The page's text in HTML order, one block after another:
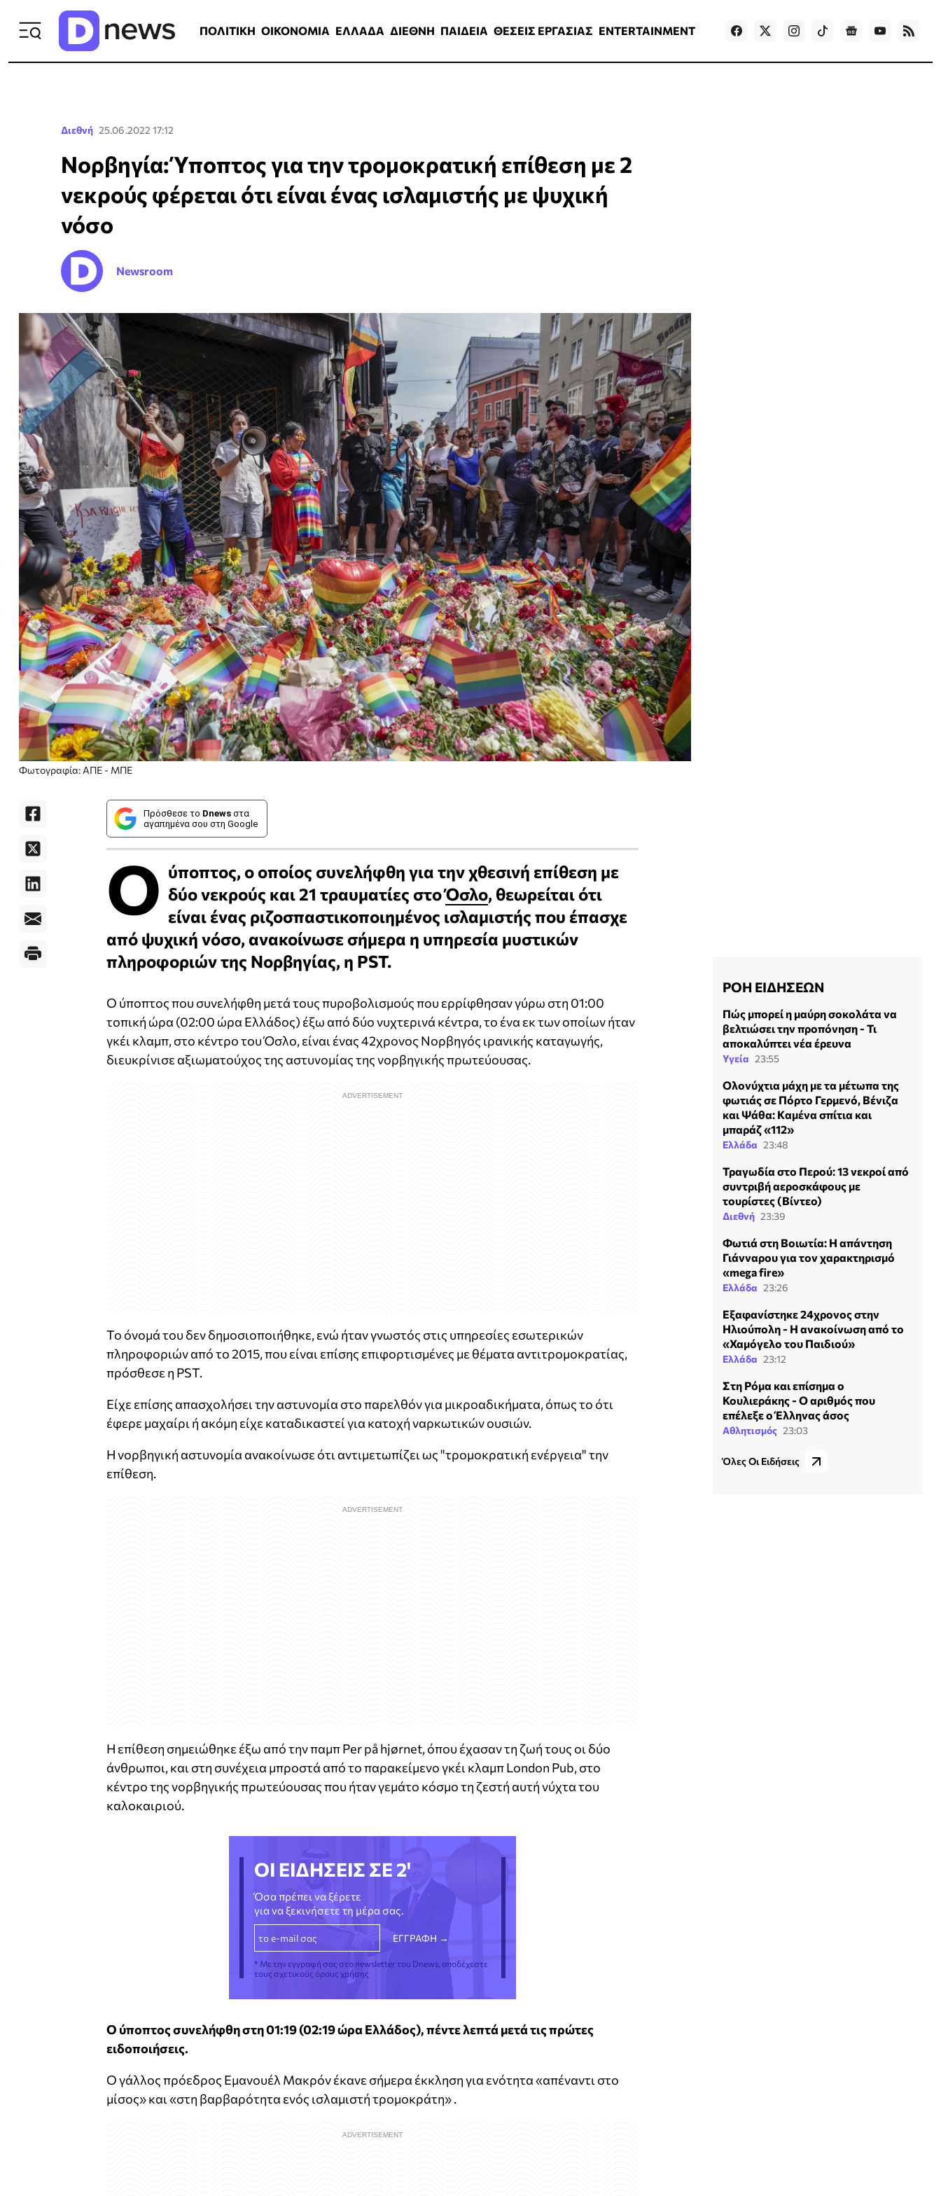
ΠΟΛΙΤΙΚΗ ΟΙΚΟΝΟΜΙΑ ΕΛΛΑΔΑ ΔΙΕΘΝΗ ΠΑΙΔΕΙΑ ΘΕΣΕΙΣ ΕΡΓΑΣΙΑΣ ENTERTAINMENT Games
Διεθνή 25.06.2022 17:12
Νορβηγία: Ύποπτος για την τρομοκρατική επίθεση με 2
νεκρούς φέρεται ότι είναι ένας ισλαμιστής με ψυχική
νόσο
Newsroom
Φωτογραφία: ΑΠΕ - ΜΠΕ
Πρόσθεσε το Dnews στα
αγαπημένα σου στη Google
Ο ύποπτος, ο οποίος συνελήφθη για την χθεσινή επίθεση με
δύο νεκρούς και 21 τραυματίες στοΌσλο, θεωρείται ότι
είναι ένας ριζοσπαστικοποιημένος ισλαμιστής που έπασχε
από ψυχική νόσο, ανακοίνωσε σήμερα η υπηρεσία μυστικών
πληροφοριών της Νορβηγίας, η PST.
Ο ύποπτος που συνελήφθη μετά τους πυροβολισμούς που ερρίφθησαν γύρω στη 01:00
τοπική ώρα (02:00 ώρα Ελλάδος) έξω από δύο νυχτερινά κέντρα, το ένα εκ των οποίων ήταν
γκέι κλαμπ, στο κέντρο του Όσλο, είναι ένας 42χρονος Νορβηγός ιρανικής καταγωγής,
διευκρίνισε αξιωματούχος της αστυνομίας της νορβηγικής πρωτεύουσας.
Το όνομά του δεν δημοσιοποιήθηκε, ενώ ήταν γνωστός στις υπηρεσίες εσωτερικών
πληροφοριών από το 2015, που είναι επίσης επιφορτισμένες με θέματα αντιτρομοκρατίας,
πρόσθεσε η PST.
Είχε επίσης απασχολήσει την αστυνομία στο παρελθόν για μικροαδικήματα, όπως το ότι
έφερε μαχαίρι ή ακόμη είχε καταδικαστεί για κατοχή ναρκωτικών ουσιών.
Η νορβηγική αστυνομία ανακοίνωσε ότι αντιμετωπίζει ως "τρομοκρατική ενέργεια" την
επίθεση.
Η επίθεση σημειώθηκε έξω από την παμπ Per på hjørnet, όπου έχασαν τη ζωή τους οι δύο
άνθρωποι, και στη συνέχεια μπροστά από το παρακείμενο γκέι κλαμπ London Pub, στο
κέντρο της νορβηγικής πρωτεύουσας που ήταν γεμάτο κόσμο τη ζεστή αυτή νύχτα του
καλοκαιριού.
ΟΙ ΕΙΔΗΣΕΙΣ ΣΕ 2'
Όσα πρέπει να ξέρετε
για να ξεκινήσετε τη μέρα σας.
* Με την εγγραφή σας στο newsletter του Dnews, αποδέχεστε
τους σχετικούς όρους χρήσης
Ο ύποπτος συνελήφθη στη 01:19 (02:19 ώρα Ελλάδος), πέντε λεπτά μετά τις πρώτες
ειδοποιήσεις.
Ο γάλλος πρόεδρος Εμανουέλ Μακρόν έκανε σήμερα έκκληση για ενότητα «απέναντι στο
μίσος» και «στη βαρβαρότητα ενός ισλαμιστή τρομοκράτη» .
ΡΟΗ ΕΙΔΗΣΕΩΝ
Πώς μπορεί η μαύρη σοκολάτα να
βελτιώσει την προπόνηση - Τι
αποκαλύπτει νέα έρευνα
Υγεία 23:55
Ολονύχτια μάχη με τα μέτωπα της
φωτιάς σε Πόρτο Γερμενό, Βένιζα
και Ψάθα: Kαμένα σπίτια και
μπαράζ «112»
Ελλάδα 23:48
Τραγωδία στο Περού: 13 νεκροί από
συντριβή αεροσκάφους με
τουρίστες (Βίντεο)
Διεθνή 23:39
Φωτιά στη Βοιωτία: Η απάντηση
Γιάνναρου για τον χαρακτηρισμό
«mega fire»
Ελλάδα 23:26
Εξαφανίστηκε 24χρονος στην
Ηλιούπολη - Η ανακοίνωση από το
«Χαμόγελο του Παιδιού»
Ελλάδα 23:12
Στη Ρόμα και επίσημα ο
Κουλιεράκης - Ο αριθμός που
επέλεξε ο Έλληνας άσος
Αθλητισμός 23:03
Όλες Οι Ειδήσεις